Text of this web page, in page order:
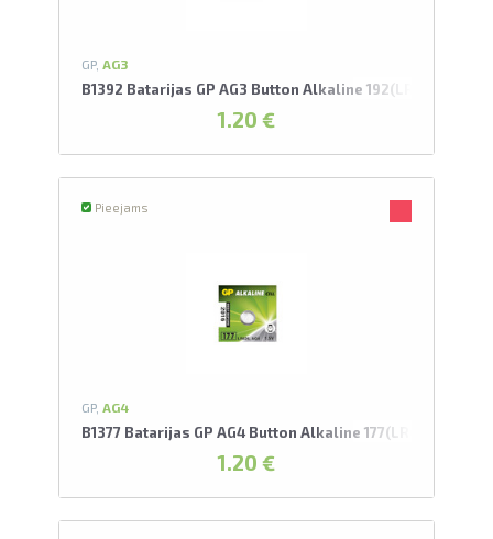
GP, AG3
B1392 Batarijas GP AG3 Button Alkaline 192(LR41)
1.20 €
Pieejams
GP, AG4
B1377 Batarijas GP AG4 Button Alkaline 177(LR66)
1.20 €